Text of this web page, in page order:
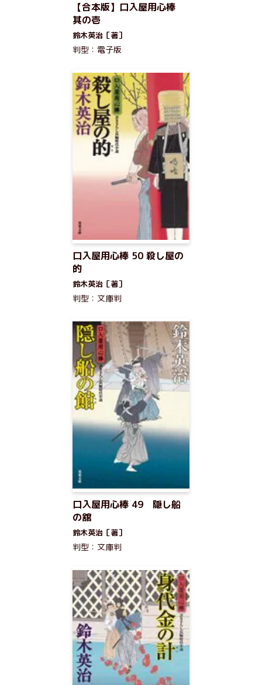
【合本版】口入屋用心棒
其の壱
鈴木英治［著］
判型：電子版
口入屋用心棒 50 殺し屋の
的
鈴木英治［著］
判型：文庫判
口入屋用心棒 49 隠し船
の舘
鈴木英治［著］
判型：文庫判